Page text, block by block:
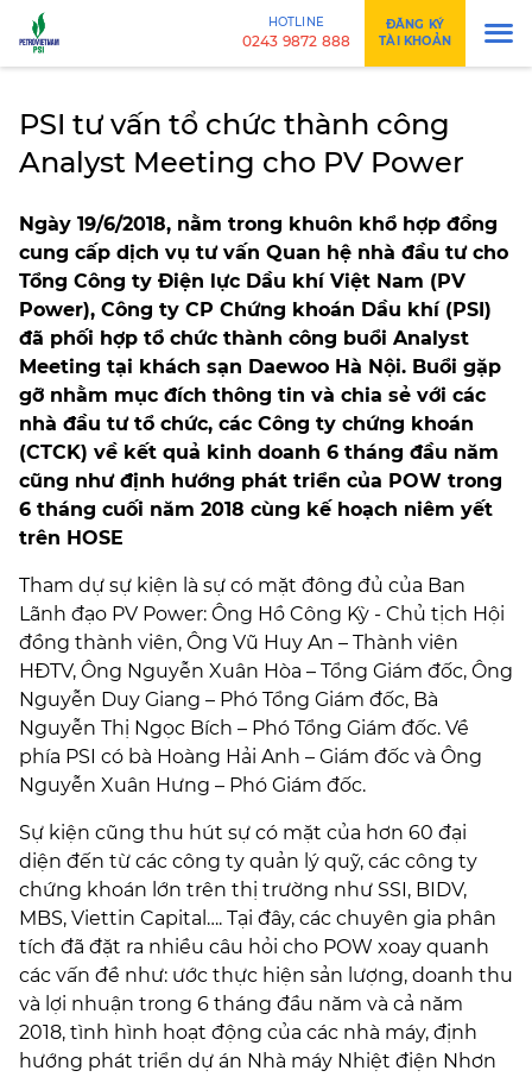
HOTLINE
0243 9872 888
ĐĂNG KÝ
TÀI KHOẢN
PSI tư vấn tổ chức thành công
Analyst Meeting cho PV Power
Ngày 19/6/2018, nằm trong khuôn khổ hợp đồng
cung cấp dịch vụ tư vấn Quan hệ nhà đầu tư cho
Tổng Công ty Điện lực Dầu khí Việt Nam (PV
Power), Công ty CP Chứng khoán Dầu khí (PSI)
đã phối hợp tổ chức thành công buổi Analyst
Meeting tại khách sạn Daewoo Hà Nội. Buổi gặp
gỡ nhằm mục đích thông tin và chia sẻ với các
nhà đầu tư tổ chức, các Công ty chứng khoán
(CTCK) về kết quả kinh doanh 6 tháng đầu năm
cũng như định hướng phát triển của POW trong
6 tháng cuối năm 2018 cùng kế hoạch niêm yết
trên HOSE
Tham dự sự kiện là sự có mặt đông đủ của Ban
Lãnh đạo PV Power: Ông Hồ Công Kỳ - Chủ tịch Hội
đồng thành viên, Ông Vũ Huy An – Thành viên
HĐTV, Ông Nguyễn Xuân Hòa – Tổng Giám đốc, Ông
Nguyễn Duy Giang – Phó Tổng Giám đốc, Bà
Nguyễn Thị Ngọc Bích – Phó Tổng Giám đốc. Về
phía PSI có bà Hoàng Hải Anh – Giám đốc và Ông
Nguyễn Xuân Hưng – Phó Giám đốc.
Sự kiện cũng thu hút sự có mặt của hơn 60 đại
diện đến từ các công ty quản lý quỹ, các công ty
chứng khoán lớn trên thị trường như SSI, BIDV,
MBS, Viettin Capital…. Tại đây, các chuyên gia phân
tích đã đặt ra nhiều câu hỏi cho POW xoay quanh
các vấn đề như: ước thực hiện sản lượng, doanh thu
và lợi nhuận trong 6 tháng đầu năm và cả năm
2018, tình hình hoạt động của các nhà máy, định
hướng phát triển dự án Nhà máy Nhiệt điện Nhơn